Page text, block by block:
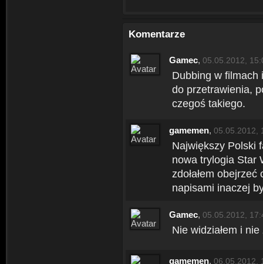
Komentarze
Gamec, 05.05.2012,
Dubbing w filmach
do przetrawienia,
czegoś takiego.
gamemen, 05.05.2012,
Największy Polski
nowa trylogia Star
zdołałem
napisami inaczej
Gamec, 05.05.2012,
Nie widziałem i
gamemen, 06.05.2012,